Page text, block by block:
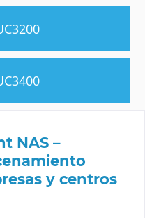
NAS –
y centros